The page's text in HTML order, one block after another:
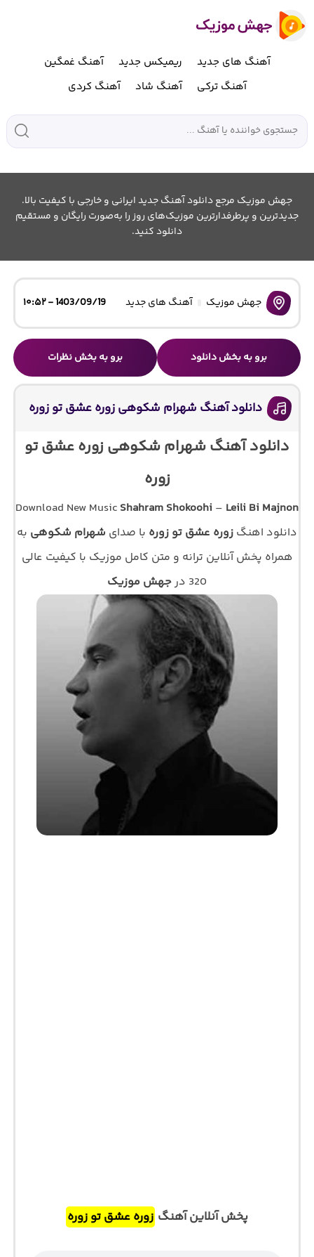
آهنگ های جدید ریمیکس جدید
آهنگ غمگین
آهنگ ترکی
آهنگ شاد آهنگ کردی
جهش موزیک مرجع دانلود آهنگ جدید ایرانی و خارجی با کیفیت بالا.
جدیدترین و پرطرفدارترین موزیک‌های روز را به‌صورت رایگان و مستقیم
دانلود کنید.
جهش موزیک آهنگ های جدید 1403/09/19 - ۱۰:۵۲
برو به بخش دانلود برو به بخش نظرات
دانلود آهنگ شهرام شکوهی زوره عشق تو زوره
دانلود آهنگ شهرام شکوهی زوره عشق تو
زوره
Download New Music Shahram Shokoohi – Leili Bi Majnon
دانلود اهنگ زوره عشق تو زوره با صدای شهرام شکوهی به
همراه پخش آنلاین ترانه و متن کامل موزیک با کیفیت عالی
320 در
جهش موزیک
پخش آنلاین آهنگ زوره عشق تو زوره